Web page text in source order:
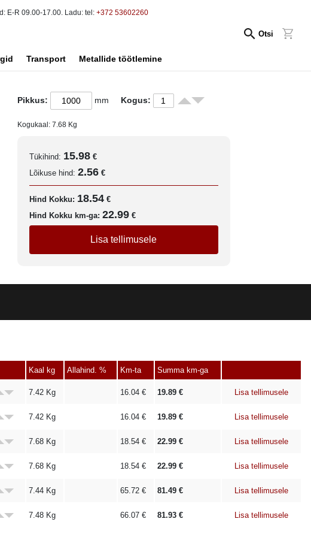
E-R 09.00-17.00. Ladu: tel: +372 53602260
Otsi
Transport Metallide töötlemine
Pikkus: mm Kogus:
Kogukaal: 7.68Kg
Tükihind: 15.98 €
Lõikuse hind: 2.56 €
Hind Kokku: 18.54 €
Hind Kokku km-ga: 22.99 €
Lisa tellimusele
Kaal kg Allahind. % Km-ta Summa km-ga
7.42 Kg 16.04 € 19.89 € Lisa tellimusele
7.42 Kg 16.04 € 19.89 € Lisa tellimusele
7.68 Kg 18.54 € 22.99 € Lisa tellimusele
7.68 Kg 18.54 € 22.99 € Lisa tellimusele
7.44 Kg 65.72 € 81.49 € Lisa tellimusele
7.48 Kg 66.07 € 81.93 € Lisa tellimusele